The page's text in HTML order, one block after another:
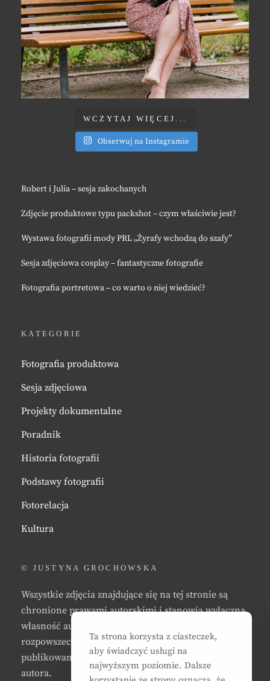
WCZYTAJ WIĘCEJ...
Obserwuj na Instagramie
Robert i Julia – sesja zakochanych
Zdjęcie produktowe typu packshot – czym właściwie jest?
Wystawa fotografii mody PRL „Żyrafy wchodzą do szafy”
Sesja zdjęciowa cosplay – fantastyczne fotografie
Fotografia portretowa – co warto o niej wiedzieć?
KATEGORIE
Fotografia produktowa
Sesja zdjęciowa
Projekty dokumentalne
Poradnik
Historia fotografii
Podstawy fotografii
Fotorelacja
Kultura
© JUSTYNA GROCHOWSKA
Wszystkie zdjęcia znajdujące się na tej stronie są
chronione prawami autorskimi i stanowią wyłączną
własność autora strony. Zabrania się kopiowania,
rozpowszechniania, reprodukowania,
publikowania, i/lub modyfikowania zdjęć bez zgody
autora.
Ta strona korzysta z ciasteczek,
aby świadczyć usługi na
najwyższym poziomie. Dalsze